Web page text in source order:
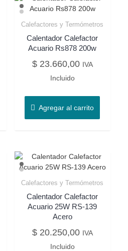
Calefactores y Termómetros
Calentador Calefactor
Acuario Rs878 200w
$23.660,00 IVA
Incluido
Agregar al carrito
Calefactores y Termómetros
Calentador Calefactor
Acuario 25W RS-139
Acero
$20.250,00 IVA
Incluido